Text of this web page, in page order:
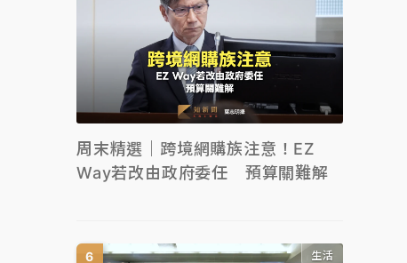
周末精選｜跨境網購族注意！EZ
Way若改由政府委任 預算關難解
生活